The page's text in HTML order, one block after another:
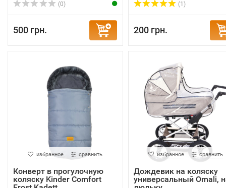
(0)
500 грн.
(1)
200 грн.
избранное сравнить
Конверт в прогулочную
коляску Kinder Comfort
избранное сравнить
Дождевик на коляску
универсальный Omali,